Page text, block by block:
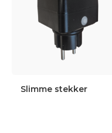
Slimme stekker